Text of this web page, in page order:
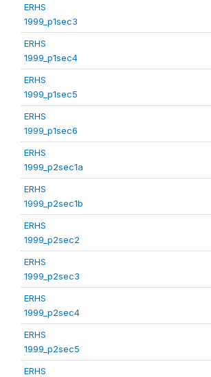
ERHS
1999_p1sec3
ERHS
1999_p1sec4
ERHS
1999_p1sec5
ERHS
1999_p1sec6
ERHS
1999_p2sec1a
ERHS
1999_p2sec1b
ERHS
1999_p2sec2
ERHS
1999_p2sec3
ERHS
1999_p2sec4
ERHS
1999_p2sec5
ERHS